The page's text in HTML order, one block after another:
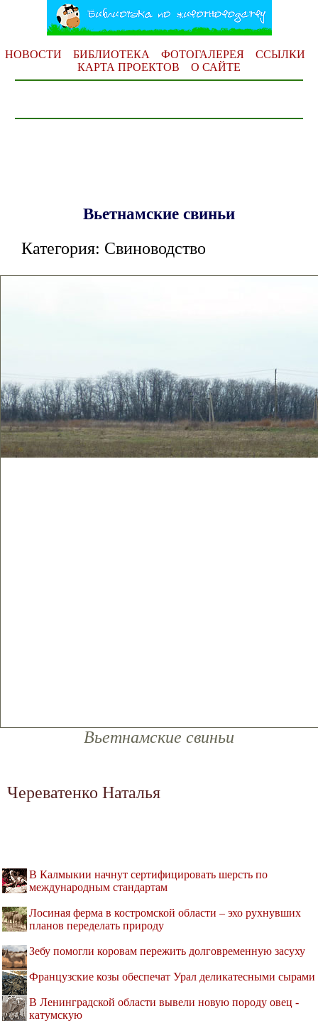
НОВОСТИ БИБЛИОТЕКА ФОТОГАЛЕРЕЯ
ССЫЛКИ
КАРТА ПРОЕКТОВ
О САЙТЕ
Вьетнамские свиньи
Категория: Свиноводство
Вьетнамские свиньи
Череватенко Наталья
В Калмыкии начнут сертифицировать шерсть по
международным стандартам
Лосиная ферма в костромской области – эхо рухнувших
планов переделать природу
Зебу помогли коровам пережить долговременную засуху
Французские козы обеспечат Урал деликатесными сырами
В Ленинградской области вывели новую породу овец -
катумскую